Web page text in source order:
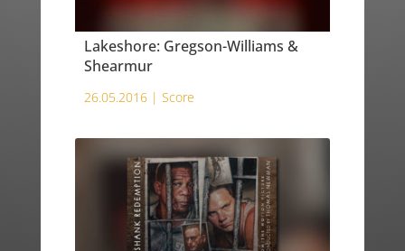
Lakeshore: Gregson-Williams &
Shearmur
26.05.2016 | Score